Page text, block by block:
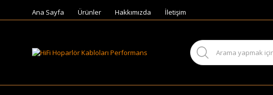
Ana Sayfa Ürünler Hakkımızda İletişim